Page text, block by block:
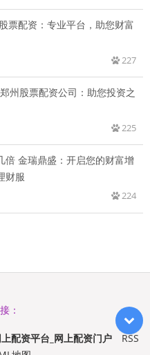
票配资：专业平台，助您财富
227
州股票配资公司：助您投资之
225
倍 金瑞鼎盛：开启您的财富增
财服
224
：
配资平台_网上配资门户
RSS